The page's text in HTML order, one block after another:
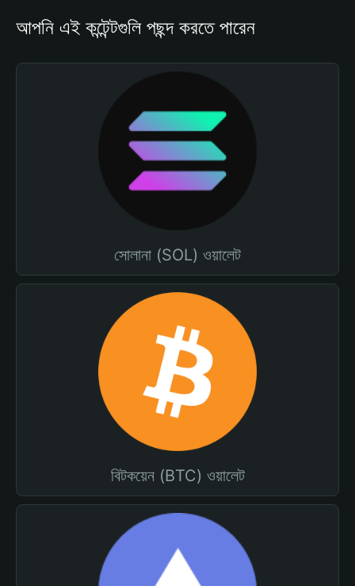
আপনি এই কন্টেন্টগুলি পছন্দ করতে পারেন
সোলানা (SOL) ওয়ালেট
বিটকয়েন (BTC) ওয়ালেট